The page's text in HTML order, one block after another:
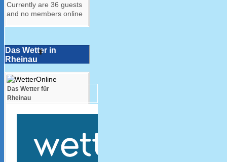
Currently are 36 guests
and no members online
Das Wetter in
Rheinau
Das Wetter für
Rheinau